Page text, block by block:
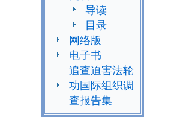
导读
目录
网络版
电子书
追查迫害法轮
功国际组织调
查报告集